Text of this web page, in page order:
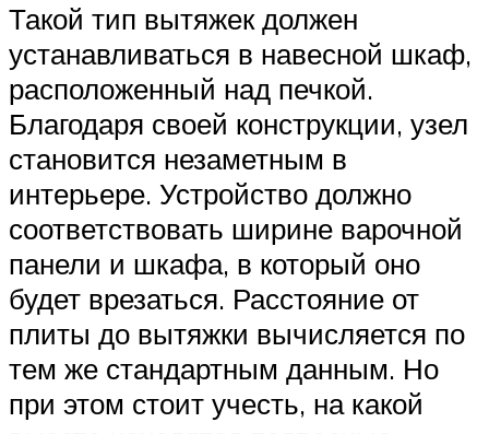
Такой тип вытяжек должен
устанавливаться в навесной шкаф,
расположенный над печкой.
Благодаря своей конструкции, узел
становится незаметным в
интерьере. Устройство должно
соответствовать ширине варочной
панели и шкафа, в который оно
будет врезаться. Расстояние от
плиты до вытяжки вычисляется по
тем же стандартным данным. Но
при этом стоит учесть, на какой